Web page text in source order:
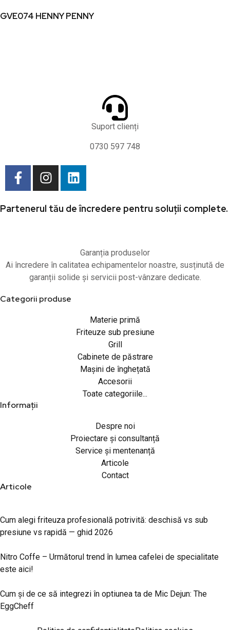
GVE074 HENNY PENNY
Suport clienți
0730 597 748
Partenerul tău de încredere pentru soluții complete.
Garanția produselor
Ai încredere în calitatea echipamentelor noastre, susținută de
garanții solide și servicii post-vânzare dedicate.
Categorii produse
Materie primă
Friteuze sub presiune
Grill
Cabinete de păstrare
Mașini de înghețată
Accesorii
Toate categoriile...
Informații
Despre noi
Proiectare și consultanță
Service și mentenanță
Articole
Contact
Articole
Cum alegi friteuza profesională potrivită: deschisă vs sub
presiune vs rapidă — ghid 2026
Nitro Coffe – Următorul trend în lumea cafelei de specialitate
este aici!
Cum și de ce să integrezi în optiunea ta de Mic Dejun: The
EggCheff